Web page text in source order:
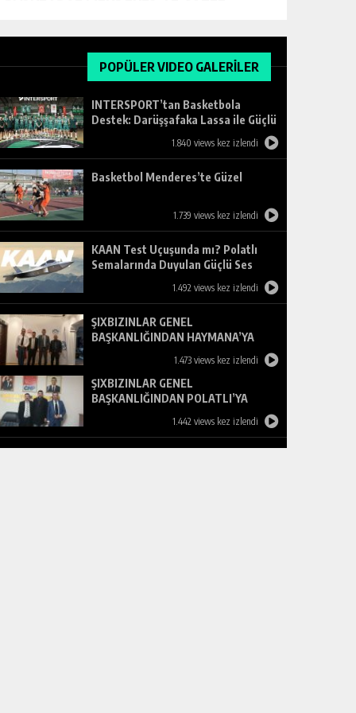
POPÜLER VIDEO GALERİLER
INTERSPORT’tan Basketbola
Destek: Darüşşafaka Lassa ile Güçlü
1.840 views kez izlendi
Basketbol Menderes’te Güzel
1.739 views kez izlendi
KAAN Test Uçuşunda mı? Polatlı
Semalarında Duyulan Güçlü Ses
1.492 views kez izlendi
ŞIXBIZINLAR GENEL
BAŞKANLIĞINDAN HAYMANA’YA
1.473 views kez izlendi
ŞIXBIZINLAR GENEL
BAŞKANLIĞINDAN POLATLI’YA
1.442 views kez izlendi